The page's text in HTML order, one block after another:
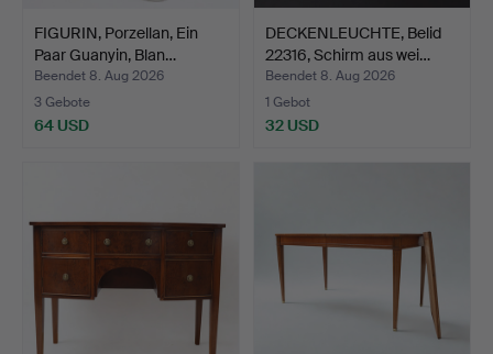
FIGURIN, Porzellan, Ein
Paar Guanyin, Blan…
Beendet 8. Aug 2026
3 Gebote
64 USD
DECKENLEUCHTE, Belid
22316, Schirm aus wei…
Beendet 8. Aug 2026
1 Gebot
32 USD